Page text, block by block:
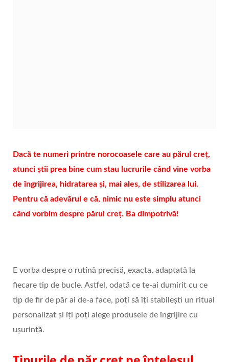
Dacă te numeri printre norocoasele care au părul creț,
atunci știi prea bine cum stau lucrurile când vine vorba
de îngrijirea, hidratarea și, mai ales, de stilizarea lui.
Pentru că adevărul e că, nimic nu este simplu atunci
când vorbim despre părul creț. Ba dimpotrivă!
E vorba despre o rutină precisă, exacta, adaptată la
fiecare tip de bucle. Astfel, odată ce te-ai dumirit cu ce
tip de fir de păr ai de-a face, poți să îți stabilești un ritual
personalizat și îți poți alege produsele de îngrijire cu
ușurință.